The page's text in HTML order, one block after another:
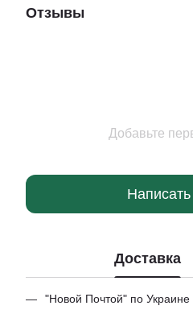
Отзывы
Добавьте
Доставка
"Новой Почтой" по